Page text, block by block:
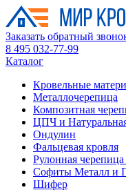
Заказать обратный
8 495 032-77-99
Каталог
Кровельные
Металлочерепица
Композитная
ЦПЧ и
Ондулин
Фальцевая кровля
Рулонная
Софиты Металл и
Шифер